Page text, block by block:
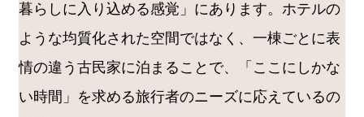
暮らしに入り込める感覚」にあります。ホテルの
ような均質化された空間ではなく、一棟ごとに表
情の違う古民家に泊まることで、「ここにしかな
い時間」を求める旅行者のニーズに応えているの